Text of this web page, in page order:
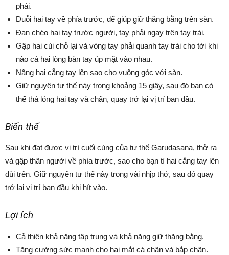
phải.
Duỗi hai tay về phía trước, để giúp giữ thăng bằng trên sàn.
Đan chéo hai tay trước người, tay phải ngay trên tay trái.
Gập hai cùi chỏ lại và vòng tay phải quanh tay trái cho tới khi
nào cả hai lòng bàn tay úp mặt vào nhau.
Nâng hai cẳng tay lên sao cho vuông góc với sàn.
Giữ nguyên tư thế này trong khoảng 15 giây, sau đó bạn có
thể thả lỏng hai tay và chân, quay trở lại vị trí ban đầu.
Biến thể
Sau khi đạt được vị trí cuối cùng của tư thế Garudasana, thở ra
và gập thân người về phía trước, sao cho bạn tì hai cẳng tay lên
đùi trên. Giữ nguyên tư thế này trong vài nhịp thở, sau đó quay
trở lại vị trí ban đầu khi hít vào.
Lợi ích
Cả thiện khả năng tập trung và khả năng giữ thăng bằng.
Tăng cường sức mạnh cho hai mắt cá chân và bắp chân.